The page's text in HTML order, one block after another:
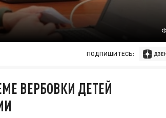
ПОДПИШИТЕСЬ:
ВЕРБОВКИ ДЕТЕЙ